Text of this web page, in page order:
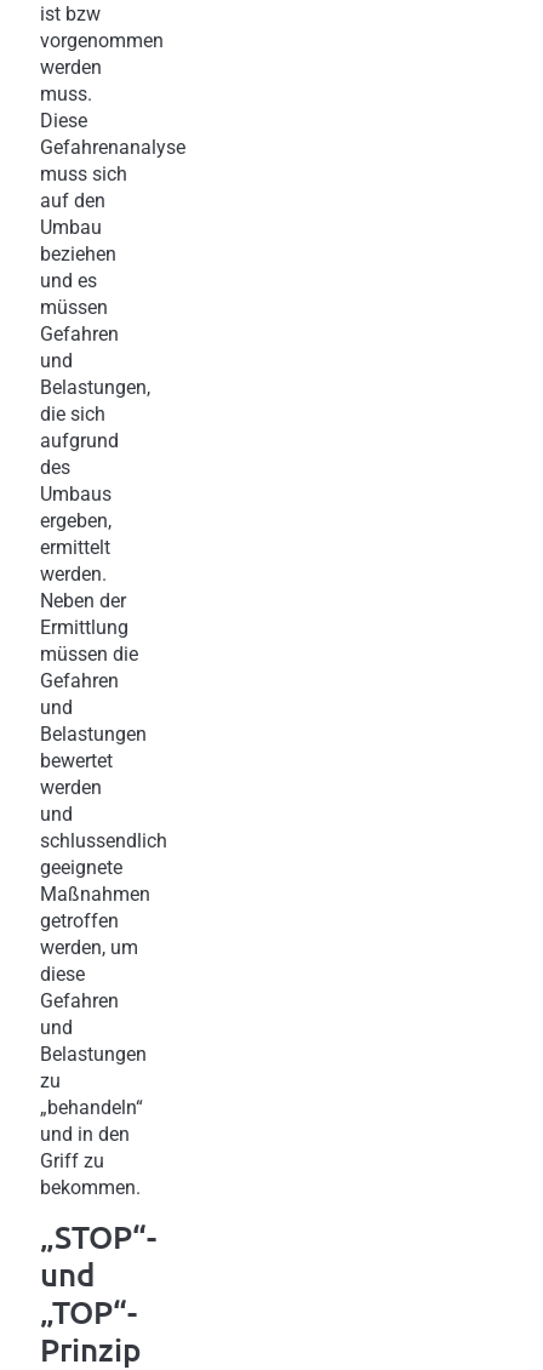
ist bzw
vorgenommen
werden
muss.
Diese
Gefahrenanalyse
muss sich
auf den
Umbau
beziehen
und es
müssen
Gefahren
und
Belastungen,
die sich
aufgrund
des
Umbaus
ergeben,
ermittelt
werden.
Neben der
Ermittlung
müssen die
Gefahren
und
Belastungen
bewertet
werden
und
schlussendlich
geeignete
Maßnahmen
getroffen
werden, um
diese
Gefahren
und
Belastungen
zu
„behandeln“
und in den
Griff zu
bekommen.
„STOP“-
und
„TOP“-
Prinzip